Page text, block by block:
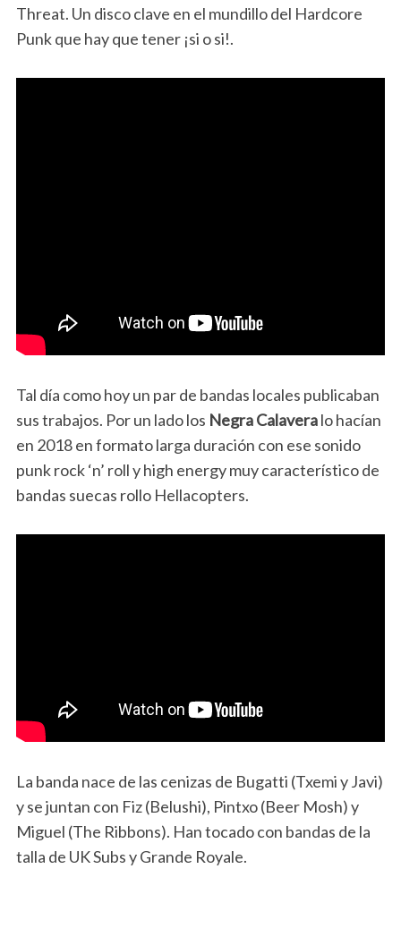
Threat. Un disco clave en el mundillo del Hardcore
Punk que hay que tener ¡si o si!.
Tal día como hoy un par de bandas locales publicaban
sus trabajos. Por un lado los Negra Calaveralo hacían
en 2018 en formato larga duración con ese sonido
punk rock ‘n’ roll y high energy muy característico de
bandas suecas rollo Hellacopters.
La banda nace de las cenizas de Bugatti (Txemi y Javi)
y se juntan con Fiz (Belushi), Pintxo (Beer Mosh) y
Miguel (The Ribbons). Han tocado con bandas de la
talla de UK Subs y Grande Royale.